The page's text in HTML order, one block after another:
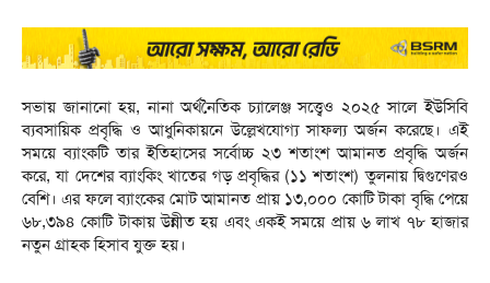
সভায় জানানো হয়, নানা অর্থনৈতিক চ্যালেঞ্জ সত্ত্বেও ২০২৫ সালে ইউসিবি
ব্যবসায়িক প্রবৃদ্ধি ও আধুনিকায়নে উল্লেখযোগ্য সাফল্য অর্জন করেছে। এই
সময়ে ব্যাংকটি তার ইতিহাসের সর্বোচ্চ ২৩ শতাংশ আমানত প্রবৃদ্ধি অর্জন
করে, যা দেশের ব্যাংকিং খাতের গড় প্রবৃদ্ধির (১১ শতাংশ) তুলনায় দ্বিগুণেরও
বেশি। এর ফলে ব্যাংকের মোট আমানত প্রায় ১৩,০০০ কোটি টাকা বৃদ্ধি পেয়ে
৬৮,৩৯৪ কোটি টাকায় উন্নীত হয় এবং একই সময়ে প্রায় ৬ লাখ ৭৮ হাজার
নতুন গ্রাহক হিসাব যুক্ত হয়।